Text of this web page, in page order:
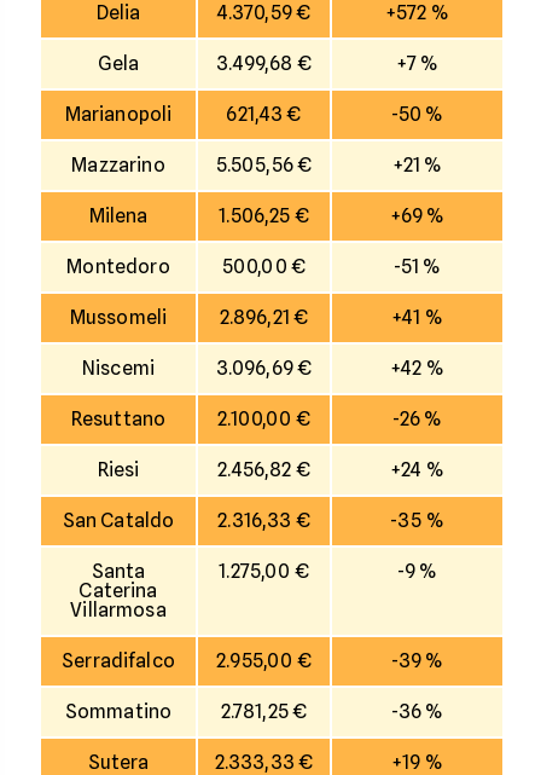
Delia 4.370,59 € +572 %
Gela 3.499,68 € +7 %
Marianopoli 621,43 € -50 %
Mazzarino 5.505,56 € +21 %
Milena 1.506,25 € +69 %
Montedoro 500,00 € -51 %
Mussomeli 2.896,21 € +41 %
Niscemi 3.096,69 € +42 %
Resuttano 2.100,00 € -26 %
Riesi 2.456,82 € +24 %
San Cataldo 2.316,33 € -35 %
Santa
Caterina
Villarmosa
1.275,00 € -9 %
Serradifalco 2.955,00 € -39 %
Sommatino 2.781,25 € -36 %
Sutera 2.333,33 € +19 %